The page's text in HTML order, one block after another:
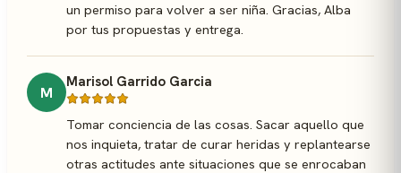
un permiso para volver a ser niña. Gracias, Alba
por tus propuestas y entrega.
M
Marisol Garrido Garcia
Tomar conciencia de las cosas. Sacar aquello que
nos inquieta, tratar de curar heridas y replantearse
otras actitudes ante situaciones que se enrocaban